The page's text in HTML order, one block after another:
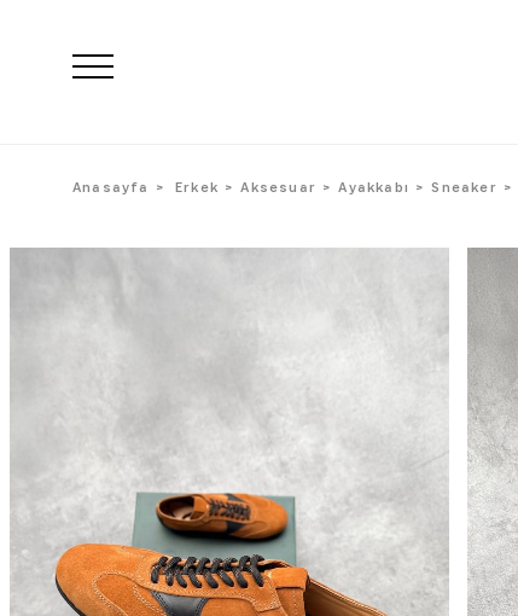
Anasayfa Erkek Aksesuar Ayakkabı Sneaker